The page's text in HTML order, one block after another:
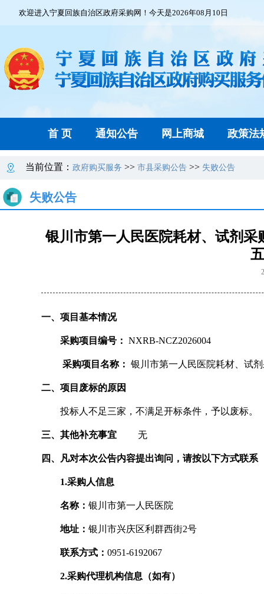
欢迎进入宁夏回族自治区政府采购网！今天是2026年08月10日
首 页 通知公告 网上商城 政策法
当前位置： 政府购买服务 >> 市县采购公告 >> 失败公告
失败公告
银川市第一人民医院耗材、试剂
一、项目基本情况
采购项目编号： NXRB-NCZ2026004
采购项目名称： 银川市第一人民医院耗材、试
二、项目废标的原因
投标人不足三家，不满足开标条件，予以废标。
三、其他补充事宜无
四、凡对本次公告内容提出询问，请按以下方式联系
1.采购人信息
名称： 银川市第一人民医院
地址： 银川市兴庆区利群西街2号
联系方式： 0951-6192067
2.采购代理机构信息（如有）